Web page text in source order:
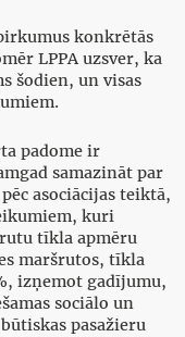
konkrētās
LPPA uzsver, ka
šodien, un visas
padome ir
samazināt par
asociācijas teiktā,
kuri
tīkla apmēru
maršrutos, tīkla
izņemot gadījumu,
sociālo un
pasažieru